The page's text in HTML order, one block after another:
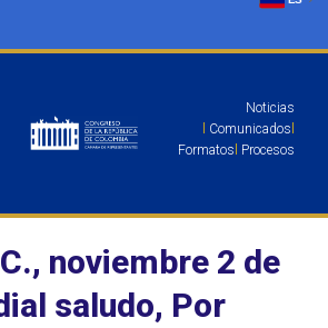
Noticias
Comunicados
Formatos Procesos
noviembre 2 de
saludo, Por